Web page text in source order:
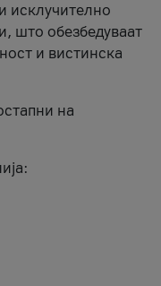
исклучително
што обезбедуваат
и вистинска
на